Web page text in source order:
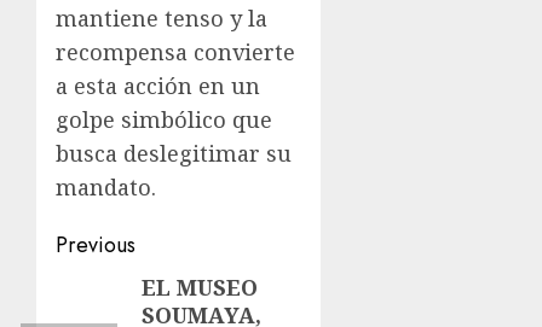
mantiene tenso y la
recompensa convierte
a esta acción en un
golpe simbólico que
busca deslegitimar su
mandato.
Previous
EL MUSEO
SOUMAYA,